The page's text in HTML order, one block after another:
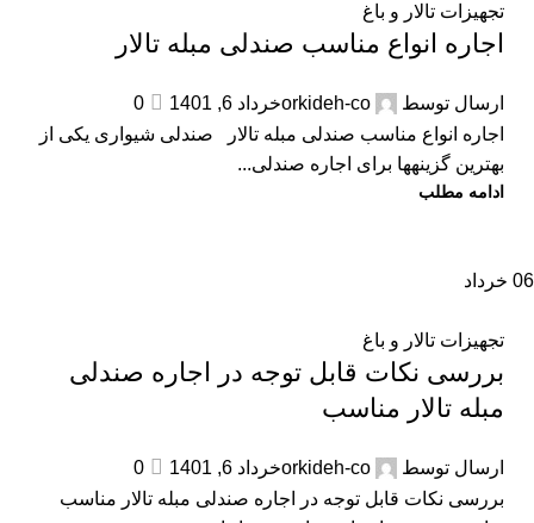
تجهیزات تالار و باغ
اجاره انواع مناسب صندلی مبله تالار
ارسال توسط orkideh-coخرداد 6, 1401
0
اجاره انواع مناسب صندلی مبله تالار صندلی شیواری یکی از
بهترین گزینه­ها برای اجاره صندلی...
ادامه مطلب
06 خرداد
تجهیزات تالار و باغ
بررسی نکات قابل توجه در اجاره صندلی
مبله تالار مناسب
ارسال توسط orkideh-coخرداد 6, 1401
0
بررسی نکات قابل توجه در اجاره صندلی مبله تالار مناسب